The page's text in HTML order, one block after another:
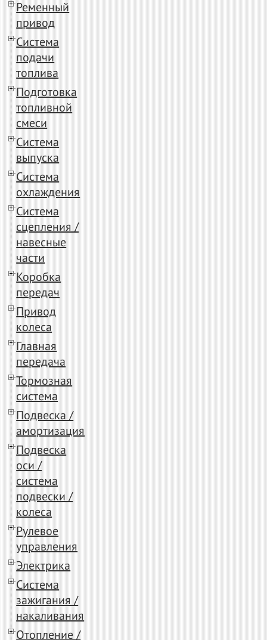
Ременный
привод
Система
подачи
топлива
Подготовка
топливной
смеси
Система
выпуска
Система
охлаждения
Система
сцепления /
навесные
части
Коробка
передач
Привод
колеса
Главная
передача
Тормозная
система
Подвеска /
амортизация
Подвеска
оси /
система
подвески /
колеса
Рулевое
управления
Электрика
Система
зажигания /
накаливания
Отопление /